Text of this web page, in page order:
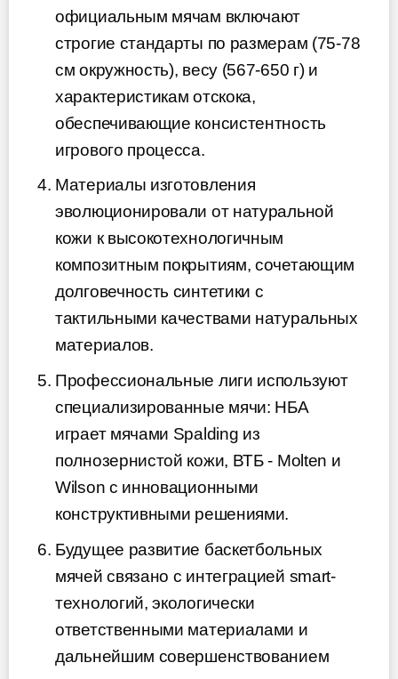
официальным мячам включают
строгие стандарты по размерам (75-78
см окружность), весу (567-650 г) и
характеристикам отскока,
обеспечивающие консистентность
игрового процесса.
Материалы изготовления
эволюционировали от натуральной
кожи к высокотехнологичным
композитным покрытиям, сочетающим
долговечность синтетики с
тактильными качествами натуральных
материалов.
Профессиональные лиги используют
специализированные мячи: НБА
играет мячами Spalding из
полнозернистой кожи, ВТБ - Molten и
Wilson с инновационными
конструктивными решениями.
Будущее развитие баскетбольных
мячей связано с интеграцией smart-
технологий, экологически
ответственными материалами и
дальнейшим совершенствованием